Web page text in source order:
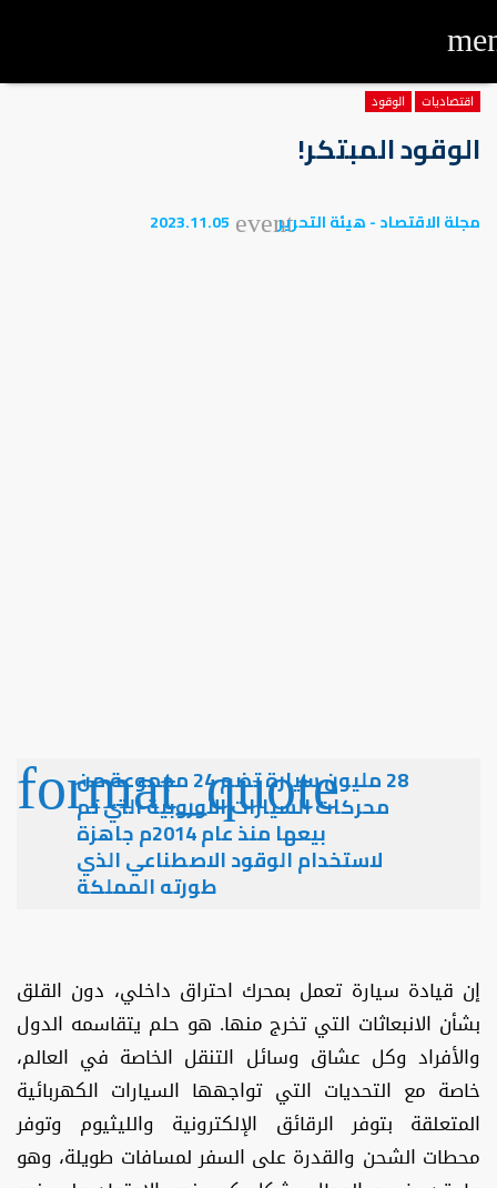
اقتصاديات الوقود
الوقود المبتكر!
مجلة الاقتصاد - هيئة التحريرevent
2023.11.05
28 مليون سيارة تضم 24 مجموعة من
محركات السيارات الأوروبية التي تم
بيعها منذ عام 2014م جاهزة
لاستخدام الوقود الاصطناعي الذي
طورته المملكة
إن قيادة سيارة تعمل بمحرك احتراق داخلي، دون القلق
بشأن الانبعاثات التي تخرج منها. هو حلم يتقاسمه الدول
والأفراد وكل عشاق وسائل التنقل الخاصة في العالم،
خاصة مع التحديات التي تواجهها السيارات الكهربائية
المتعلقة بتوفر الرقائق الإلكترونية والليثيوم وتوفر
محطات الشحن والقدرة على السفر لمسافات طويلة، وهو